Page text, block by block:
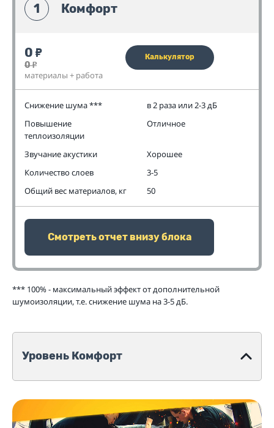
1 Комфорт
0 ₽
0₽
материалы + работа
Калькулятор
Снижение шума ***
в 2 раза или 2-3 дБ
Повышение
теплоизоляции
Отличное
Звучание акустики
Хорошее
Количество слоев
3-5
Общий вес материалов, кг
50
Смотреть отчет внизу блока
*** 100% - максимальный эффект от дополнительной
шумоизоляции, т.е. снижение шума на 3-5 дБ.
Уровень Комфорт